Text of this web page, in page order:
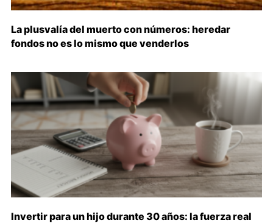
La plusvalía del muerto con números: heredar
fondos no es lo mismo que venderlos
Invertir para un hijo durante 30 años: la fuerza real